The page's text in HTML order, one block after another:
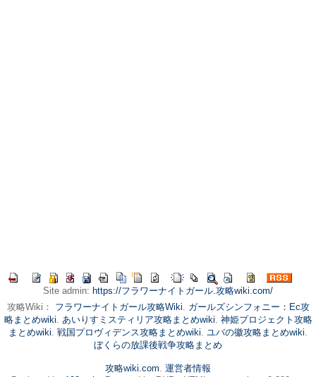
Site admin: https://フラワーナイトガール.攻略wiki.com/
攻略Wiki： フラワーナイトガール攻略Wiki. ガールズシンフォニー：Ec攻
略まとめwiki. あいりすミスティリア攻略まとめwiki. 神姫プロジェクト攻略
まとめwiki. 戦国プロヴィデンス攻略まとめwiki. ユバの徽攻略まとめwiki.
ぼくらの放課後戦争攻略まとめ
攻略wiki.com. 運営者情報